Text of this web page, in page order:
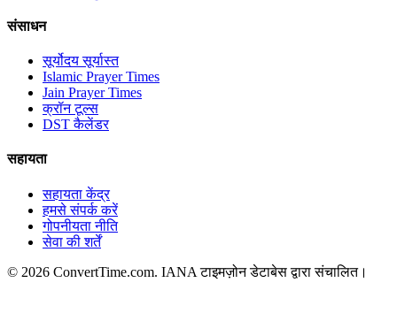
संसाधन
सूर्योदय सूर्यास्त
Islamic Prayer Times
Jain Prayer Times
क्रॉन टूल्स
DST कैलेंडर
सहायता
सहायता केंद्र
हमसे संपर्क करें
गोपनीयता नीति
सेवा की शर्तें
© 2026 ConvertTime.com. IANA टाइमज़ोन डेटाबेस द्वारा संचालित।